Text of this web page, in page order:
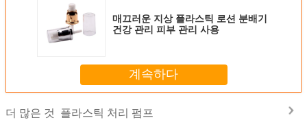
매끄러운 지상 플라스틱 로션 분배기
건강 관리 피부 관리 사용
계속하다
더 많은 것 플라스틱 처리 펌프